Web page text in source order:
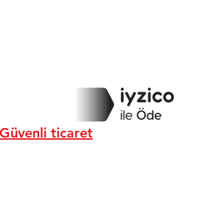
Güvenli ticaret